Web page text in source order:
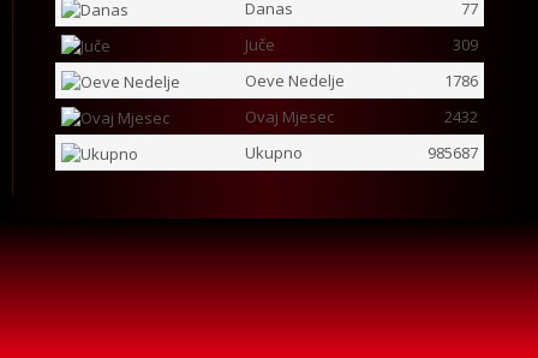
Danas
77
Juče
309
Oeve Nedelje
1786
Ovaj Mjesec
2432
Ukupno
985687